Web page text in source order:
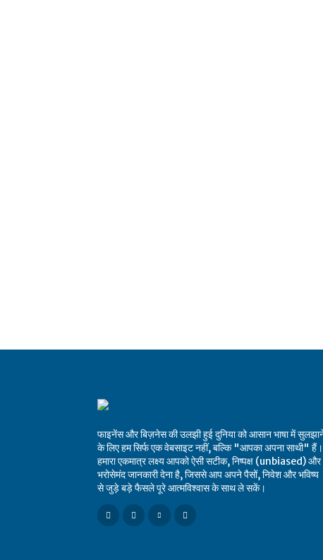
फाइनेंस और बिज़नेस की उलझी हुई दुनिया को आसान भाषा में
के लिए हम सिर्फ एक वेबसाइट नहीं, बल्कि "आपका अपना साथी" हैं।
हमारा एकमात्र लक्ष्य आपको ऐसी सटीक, निष्पक्ष (unbiased) और
भरोसेमंद जानकारी देना है, जिससे आप अपने पैसों, निवेश और भविष्य
से जुड़े बड़े फैसले पूरे आत्मविश्वास के साथ ले सकें।